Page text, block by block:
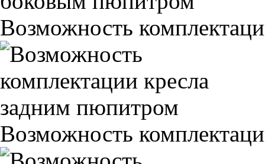
Возможность
Возможность